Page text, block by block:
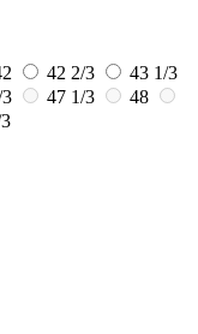
42 2/3
43 1/3
47 1/3
48